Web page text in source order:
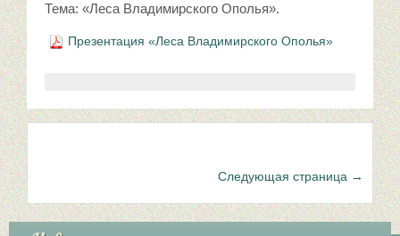
Тема: «Леса Владимирского Ополья».
Презентация «Леса Владимирского Ополья»
Следующая страница →